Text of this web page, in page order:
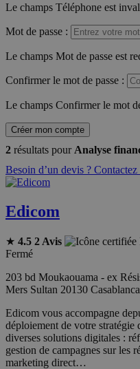
Le champs Téléphone est
Mot de passe :
Le champs Mot de passe est
Confirmer le mot de passe :
Le champs Confirmer le mot
Créer mon compte
2 résultats pour Analyse
Besoin d’un devis ?
Edicom
★ 4.5 2 Avis
Fermé
203 bd Moukaouama - ex
Mers Sultan 20130
Edicom vous accompagne
déploiement de votre
diverses solutions digitales :
gestion de campagnes sur les
marketing direct…